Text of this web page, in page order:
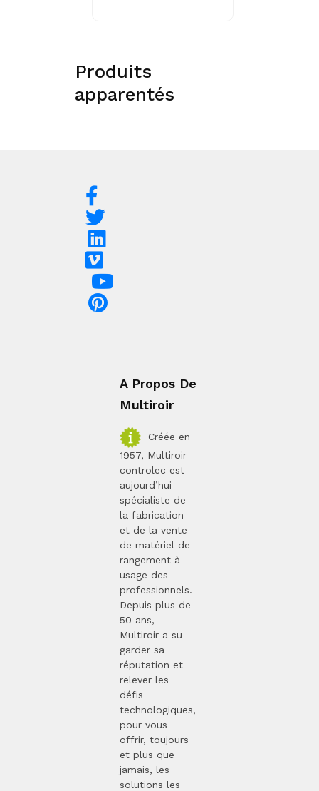
Produits
apparentés
A Propos De
Multiroir
Créée en
1957, Multiroir-
controlec est
aujourd’hui
spécialiste de
la fabrication
et de la vente
de matériel de
rangement à
usage des
professionnels.
Depuis plus de
50 ans,
Multiroir a su
garder sa
réputation et
relever les
défis
technologiques,
pour vous
offrir, toujours
et plus que
jamais, les
solutions les